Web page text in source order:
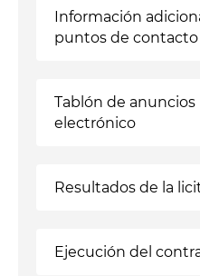
Información
puntos de contacto
Tablón de anuncios
electrónico
Resultados de la
Ejecución del